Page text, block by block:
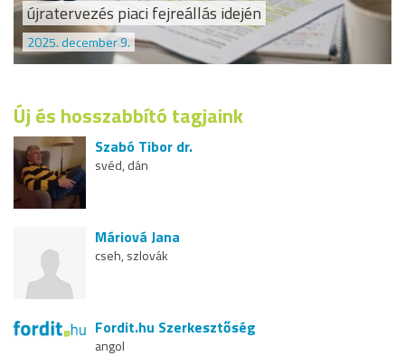
újratervezés piaci fejreállás idején
2025. december 9.
Új és hosszabbító tagjaink
Szabó Tibor dr.
svéd, dán
Máriová Jana
cseh, szlovák
Fordit.hu Szerkesztőség
angol